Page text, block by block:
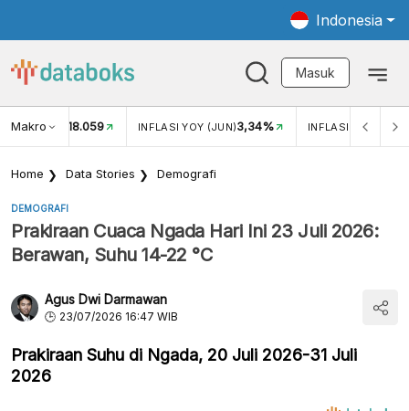
Indonesia
Masuk
Makro
USD/IDR 18.059 INFLASI YOY (JUN)3,34% INFLASI MOM
Home Data Stories Demografi
DEMOGRAFI
Prakiraan Cuaca Ngada Hari Ini 23 Juli 2026:
Berawan, Suhu 14-22 °C
Agus Dwi Darmawan
23/07/2026 16:47 WIB
Prakiraan Suhu di Ngada, 20 Juli 2026-31 Juli
2026